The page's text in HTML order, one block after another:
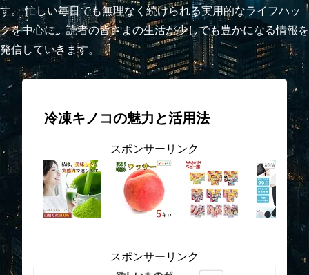
す。 忙しい毎日でも無理なく続けられる実用的なライフハッ
クを中心に、読者の皆さまの生活が少しでも豊かになる情報を
発信していきます。
冷凍キノコの魅力と活用法
スポンサーリンク
スポンサーリンク